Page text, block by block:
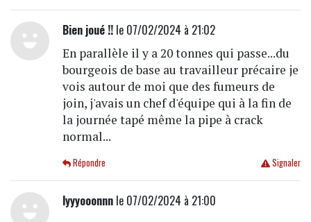
Bien joué !!le 07/02/2024 à 21:02
En parallèle il y a 20 tonnes qui passe...du
bourgeois de base au travailleur précaire je
vois autour de moi que des fumeurs de
join, j'avais un chef d'équipe qui à la fin de
la journée tapé même la pipe à crack
normal...
Signaler
Répondre
lyyyooonnnle 07/02/2024 à 21:00